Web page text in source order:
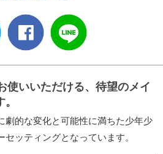
いいただける、待望のメイ
劇的な変化と可能性に満ちた少年少
ッティングとなっています。